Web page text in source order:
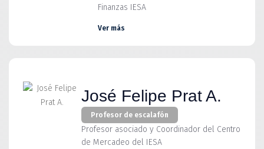
Finanzas IESA
Ver más
José Felipe Prat A.
Profesor de escalafón
Profesor asociado y Coordinador del Centro
de Mercadeo del IESA